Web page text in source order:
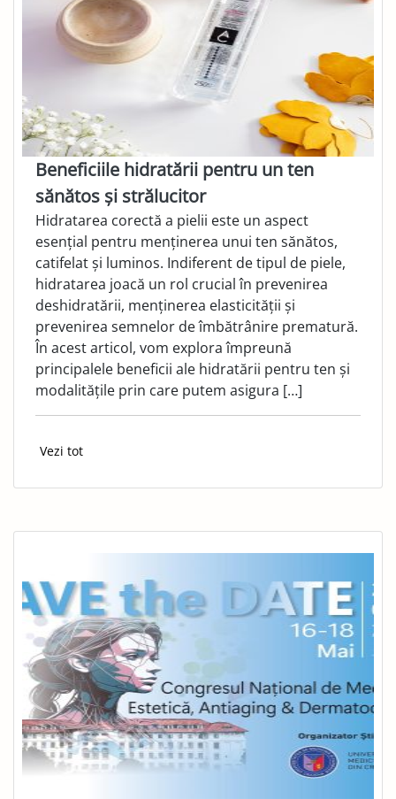
Beneficiile hidratării pentru un ten
sănătos și strălucitor
Hidratarea corectă a pielii este un aspect
esențial pentru menținerea unui ten sănătos,
catifelat și luminos. Indiferent de tipul de piele,
hidratarea joacă un rol crucial în prevenirea
deshidratării, menținerea elasticității și
prevenirea semnelor de îmbătrânire prematură.
În acest articol, vom explora împreună
principalele beneficii ale hidratării pentru ten și
modalitățile prin care putem asigura […]
Vezi tot